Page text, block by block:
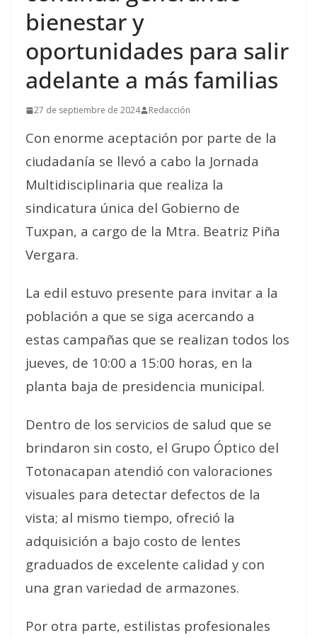
bienestar y
oportunidades para salir
adelante a más familias
27 de septiembre de 2024 Redacción
Con enorme aceptación por parte de la
ciudadanía se llevó a cabo la Jornada
Multidisciplinaria que realiza la
sindicatura única del Gobierno de
Tuxpan, a cargo de la Mtra. Beatriz Piña
Vergara.
La edil estuvo presente para invitar a la
población a que se siga acercando a
estas campañas que se realizan todos los
jueves, de 10:00 a 15:00 horas, en la
planta baja de presidencia municipal.
Dentro de los servicios de salud que se
brindaron sin costo, el Grupo Óptico del
Totonacapan atendió con valoraciones
visuales para detectar defectos de la
vista; al mismo tiempo, ofreció la
adquisición a bajo costo de lentes
graduados de excelente calidad y con
una gran variedad de armazones.
Por otra parte, estilistas profesionales